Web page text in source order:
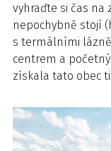
vyhraďte si čas na
nepochybně stojí
s termálními
centrem a
získala tato obec